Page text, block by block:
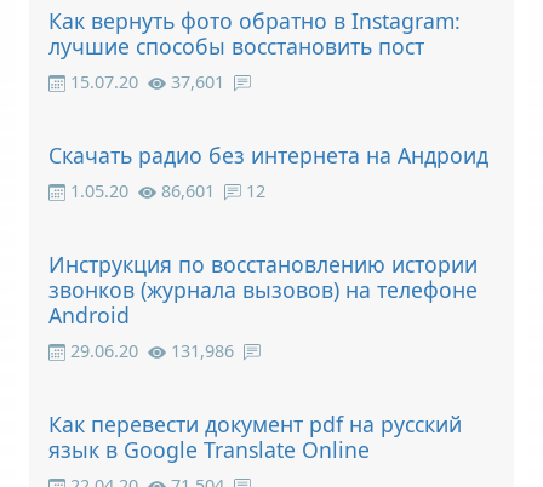
Как вернуть фото обратно в Instagram:
лучшие способы восстановить пост
15.07.20 37,601
Скачать радио без интернета на Андроид
1.05.20 86,601 12
Инструкция по восстановлению истории
звонков (журнала вызовов) на телефоне
Android
29.06.20 131,986
Как перевести документ pdf на русский
язык в Google Translate Online